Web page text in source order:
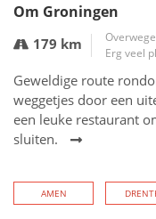
Om Groningen
179 km
Erg veel
Geweldige route
weggetjes door een
een leuke restaurant
sluiten.
AMEN